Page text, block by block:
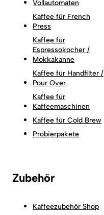
Vollautomaten
Kaffee für French
Press
Kaffee für
Espressokocher /
Mokkakanne
Kaffee für Handfilter /
Pour Over
Kaffee für
Kaffeemaschinen
Kaffee für Cold Brew
Probierpakete
Zubehör
Kaffeezubehör Shop